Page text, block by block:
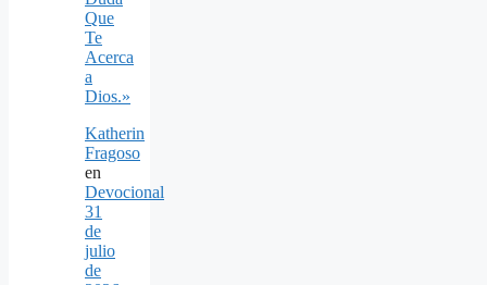
Que
Te
Acerca
a
Dios.»
Katherin
Fragoso
en
Devocional
31
de
julio
de